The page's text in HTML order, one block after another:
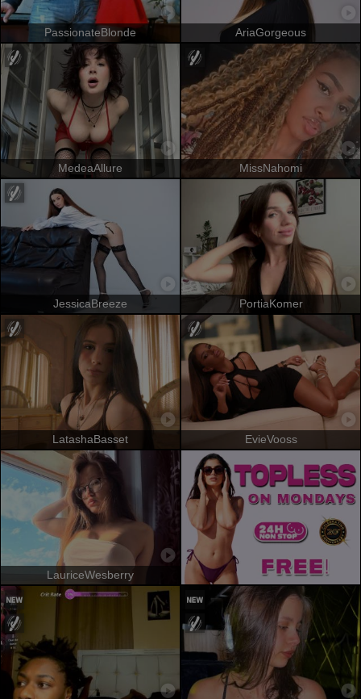
PassionateBlonde AriaGorgeous
MedeaAllure MissNahomi
JessicaBreeze PortiaKomer
LatashaBasset EvieVooss
LauriceWesberry